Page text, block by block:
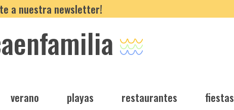
a nuestra newsletter!
verano playas restaurantes fiestas